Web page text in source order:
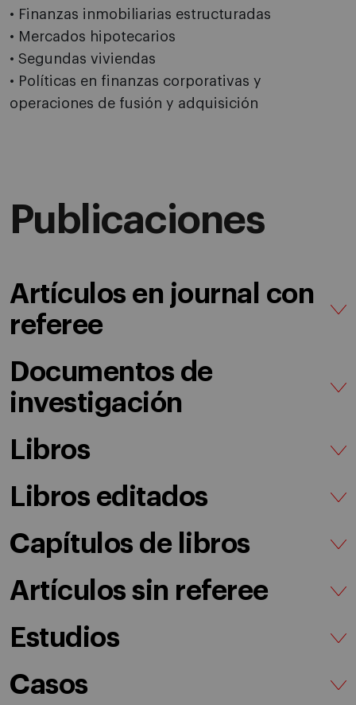
• Finanzas inmobiliarias estructuradas
• Mercados hipotecarios
• Segundas viviendas
• Políticas en finanzas corporativas y
operaciones de fusión y adquisición
Publicaciones
Artículos en journal con
referee
Documentos de
investigación
Libros
Libros editados
Capítulos de libros
Artículos sin referee
Estudios
Casos